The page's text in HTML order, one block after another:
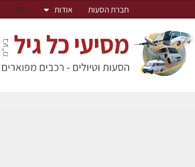
חברת הסעות אודות בלוג